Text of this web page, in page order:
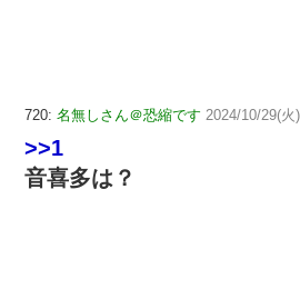
720: 名無しさん＠恐縮です 2024/10/29(
>>1
音喜多は？